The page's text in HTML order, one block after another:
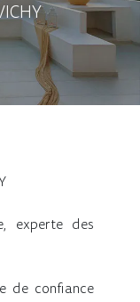
experte des
de confiance